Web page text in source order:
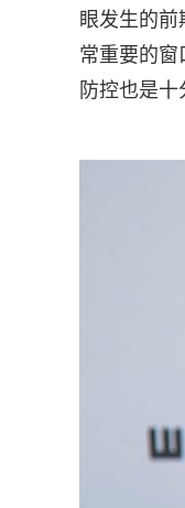
眼发生的
常重要的
防控也是十